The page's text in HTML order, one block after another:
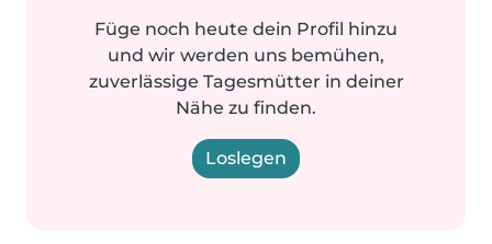
Füge noch heute dein Profil hinzu
und wir werden uns bemühen,
zuverlässige Tagesmütter in deiner
Nähe zu finden.
Loslegen